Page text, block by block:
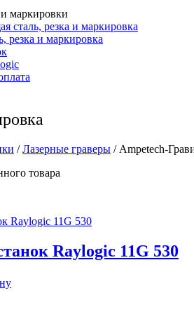
маркировки
сталь, резка и маркировка
резка и маркировка
/Лазерные граверы / Ampetech-
товара
Raylogic 11G 530